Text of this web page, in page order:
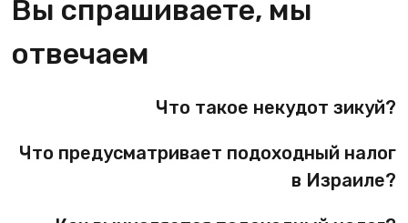
Вы спрашиваете, мы
отвечаем
Что такое некудот зикуй?
Что предусматривает подоходный налог
в Израиле?